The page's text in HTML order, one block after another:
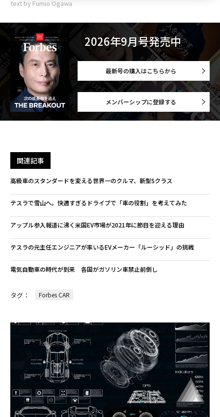
text by Fumio Ogawa
2026年9月号発売中
最新号の購入はこちらから
メンバーシップに登録する
関連記事
高級車のスタンダードを変える世界一のクルマ、新型Sクラス
テスラで雪山へ。快適すぎるドライブで「車の役割」を考えてみた
アップル参入報道に沸く米国EV市場が2021年に節目を迎える理由
テスラの元主任エンジニアが率いるEVメーカー「ルーシッド」の挑戦
電気自動車の時代が到来 各国がガソリン車禁止前倒し
タグ： Forbes CAR